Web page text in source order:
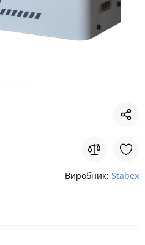
Виробник: Stabex